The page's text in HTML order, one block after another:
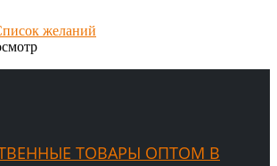
желаний
ТОВАРЫ ОПТОМ В